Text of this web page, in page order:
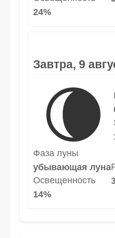
24%
Завтра, 9
🌘
Фаза луны
убывающая луна
Освещенность
14%